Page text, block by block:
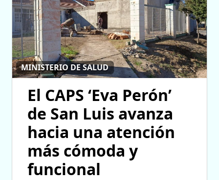
MINISTERIO DE SALUD
El CAPS ‘Eva Perón’
de San Luis avanza
hacia una atención
más cómoda y
funcional